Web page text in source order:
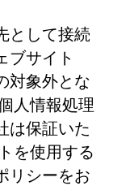
として接続
ブサイト
対象外とな
人情報処理
は保証いた
を使用する
リシーをお